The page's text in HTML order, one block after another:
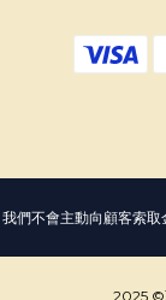
我們不會主動向顧客索取
2025 ©